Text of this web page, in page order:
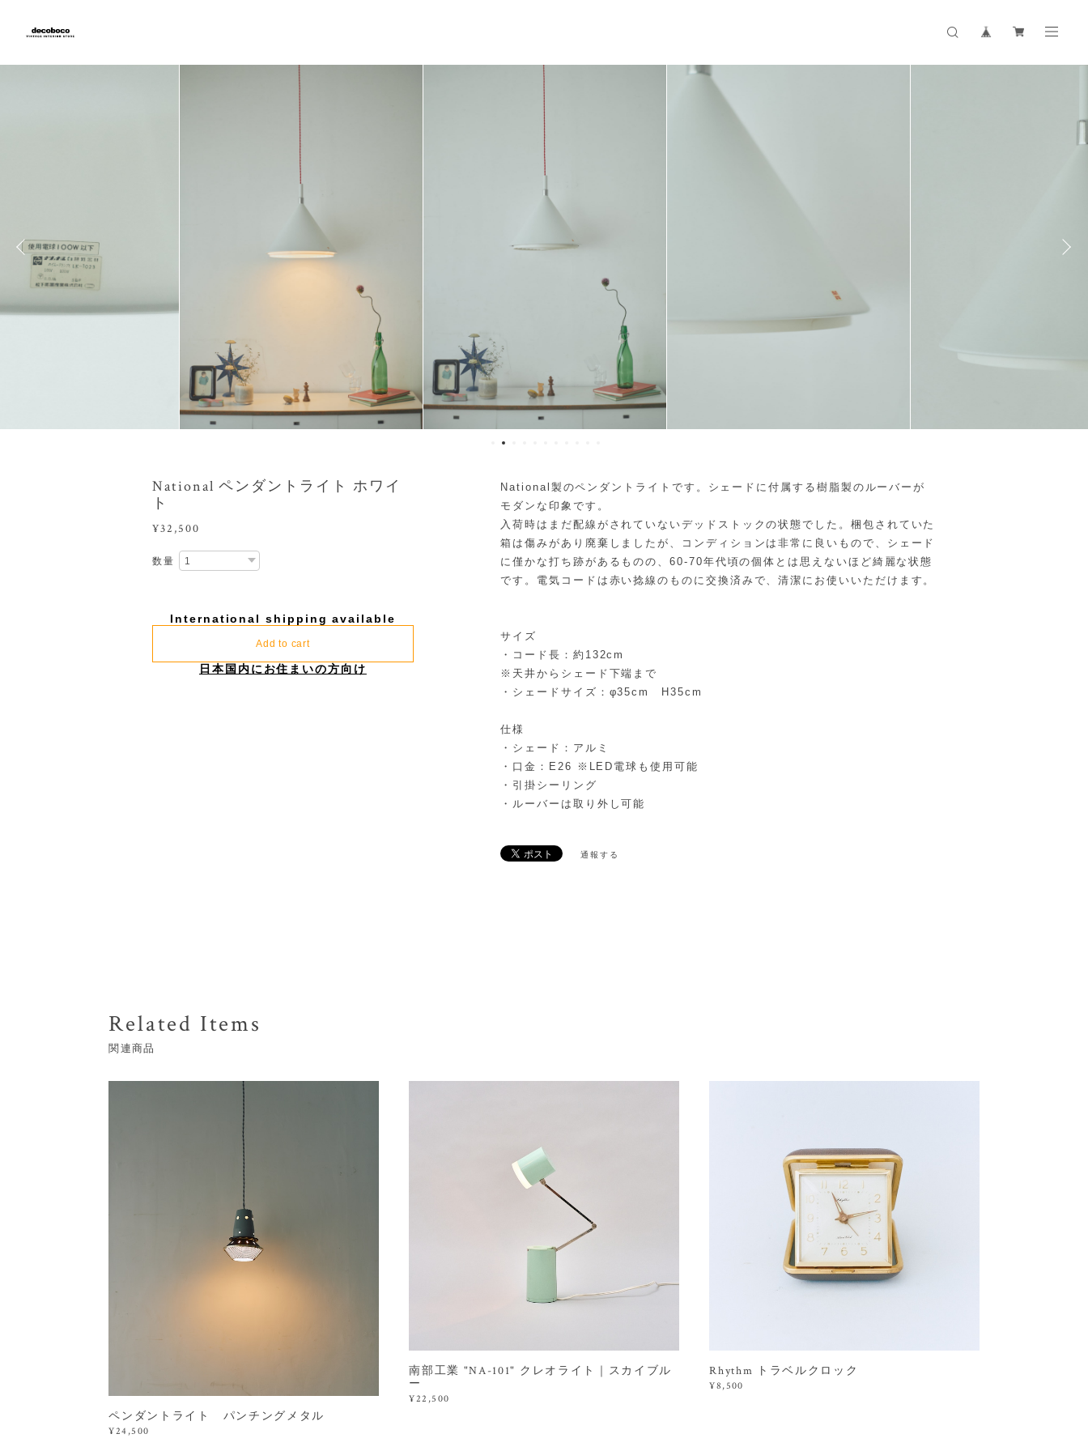
National ペンダントライト ホワイ
ト
¥32,500
数量
International shipping available
Add to cart
日本国内にお住まいの方向け
National製のペンダントライトです。シェードに付属する樹脂製のルーバーが
モダンな印象です。
入荷時はまだ配線がされていないデッドストックの状態でした。梱包されていた
箱は傷みがあり廃棄しましたが、コンディションは非常に良いもので、シェード
に僅かな打ち跡があるものの、60-70年代頃の個体とは思えないほど綺麗な状態
です。電気コードは赤い捻線のものに交換済みで、清潔にお使いいただけます。
サイズ
・コード長：約132cm
※天井からシェード下端まで
・シェードサイズ：φ35cm H35cm
仕様
・シェード：アルミ
・口金：E26 ※LED電球も使用可能
・引掛シーリング
・ルーバーは取り外し可能
通報する
Related Items
関連商品
ペンダントライト パンチングメタル
¥24,500
南部工業 "NA-101" クレオライト｜スカイブル
ー
¥22,500
Rhythm トラベルクロック
¥8,500